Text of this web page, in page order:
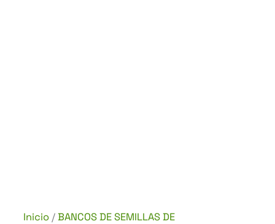
Inicio /BANCOS DE SEMILLAS DE